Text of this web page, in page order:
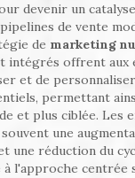
devenir un
de vente
de marketing
intégrés offrent aux
et de
permettant
et plus ciblée. Les
une
une réduction du
l'approche centrée